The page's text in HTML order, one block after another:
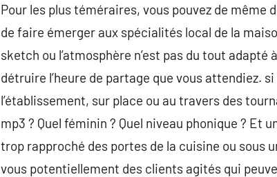
Pour les plus téméraires, vous pouvez de
de faire émerger aux spécialités local de la
sketch ou l’atmosphère n’est pas du tout
détruire l’heure de partage que vous attendiez.
l’établissement, sur place ou au travers des
mp3 ? Quel féminin ? Quel niveau phonique ? Et
trop rapproché des portes de la cuisine ou sous
vous potentiellement des clients agités qui